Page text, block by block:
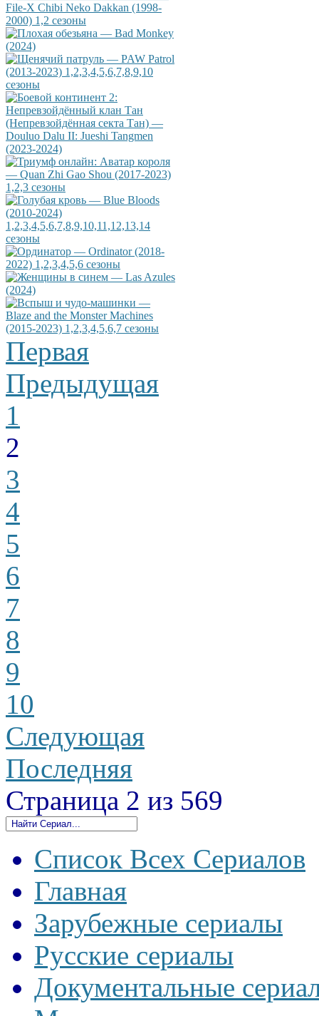
Первая
Предыдущая
1
2
3
4
5
6
7
8
9
10
Следующая
Последняя
Страница 2 из 569
Список Всех Сериалов
Главная
Зарубежные сериалы
Русские сериалы
Документальные